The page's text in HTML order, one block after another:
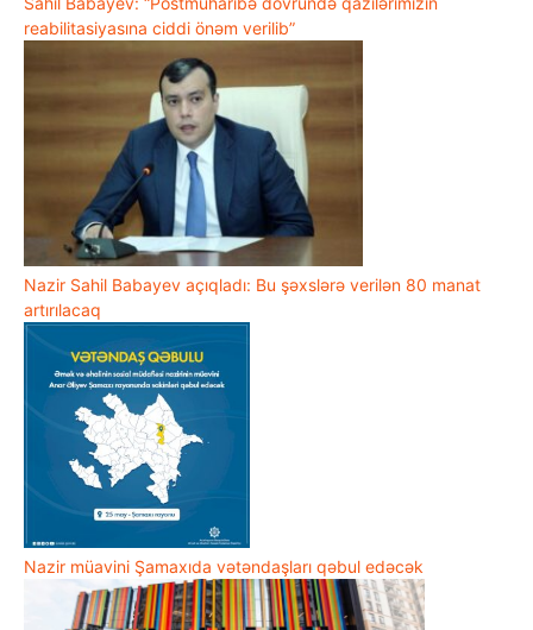
reabilitasiyasına ciddi önəm verilib”
Nazir Sahil Babayev açıqladı: Bu şəxslərə verilən 80 manat
artırılacaq
Nazir müavini Şamaxıda vətəndaşları qəbul edəcək